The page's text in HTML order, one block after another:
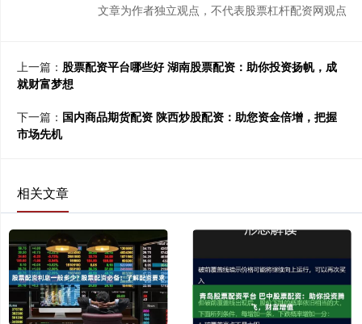
文章为作者独立观点，不代表股票杠杆配资网观点
上一篇： 股票配资平台哪些好 湖南股票配资：助你投资扬帆，成
就财富梦想
下一篇： 国内商品期货配资 陕西炒股配资：助您资金倍增，把握
市场先机
相关文章